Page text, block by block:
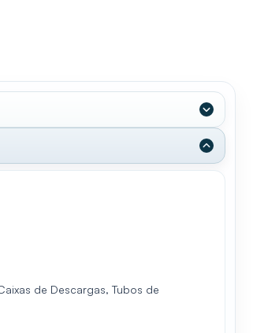
de Descargas, Tubos de